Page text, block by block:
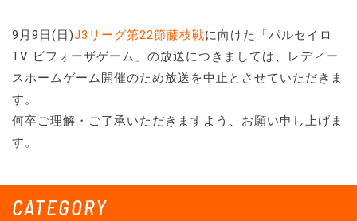
CATEGORY
9月9日(日)J3リーグ第22節藤枝戦に向けた「パルセイロ
TV ビフォーザゲーム」の放送につきましては、レディー
スホームゲーム開催のため放送を中止とさせていただきま
す。
何卒ご理解・ご了承いただきますよう、お願い申し上げま
す。